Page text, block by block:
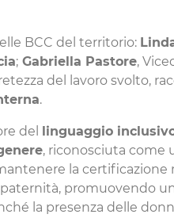
BCC del territorio:
; Gabriella Pastore,
del lavoro svolto,
.
del linguaggio
, riconosciuta come
la certificazione
promuovendo
la presenza delle